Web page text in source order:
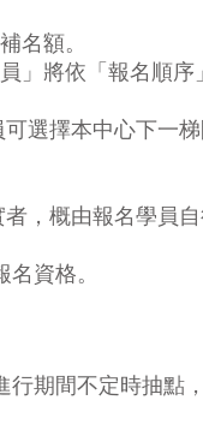
名額。
」將依「報名順序
選擇本中心下一
，概由報名學員
資格。
行期間不定時抽點